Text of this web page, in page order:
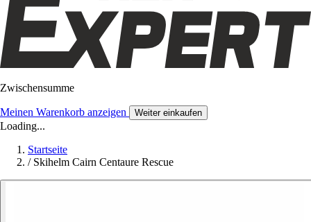
Zwischensumme
Meinen Warenkorb anzeigen Weiter einkaufen
Loading...
Startseite
/ Skihelm Cairn Centaure Rescue